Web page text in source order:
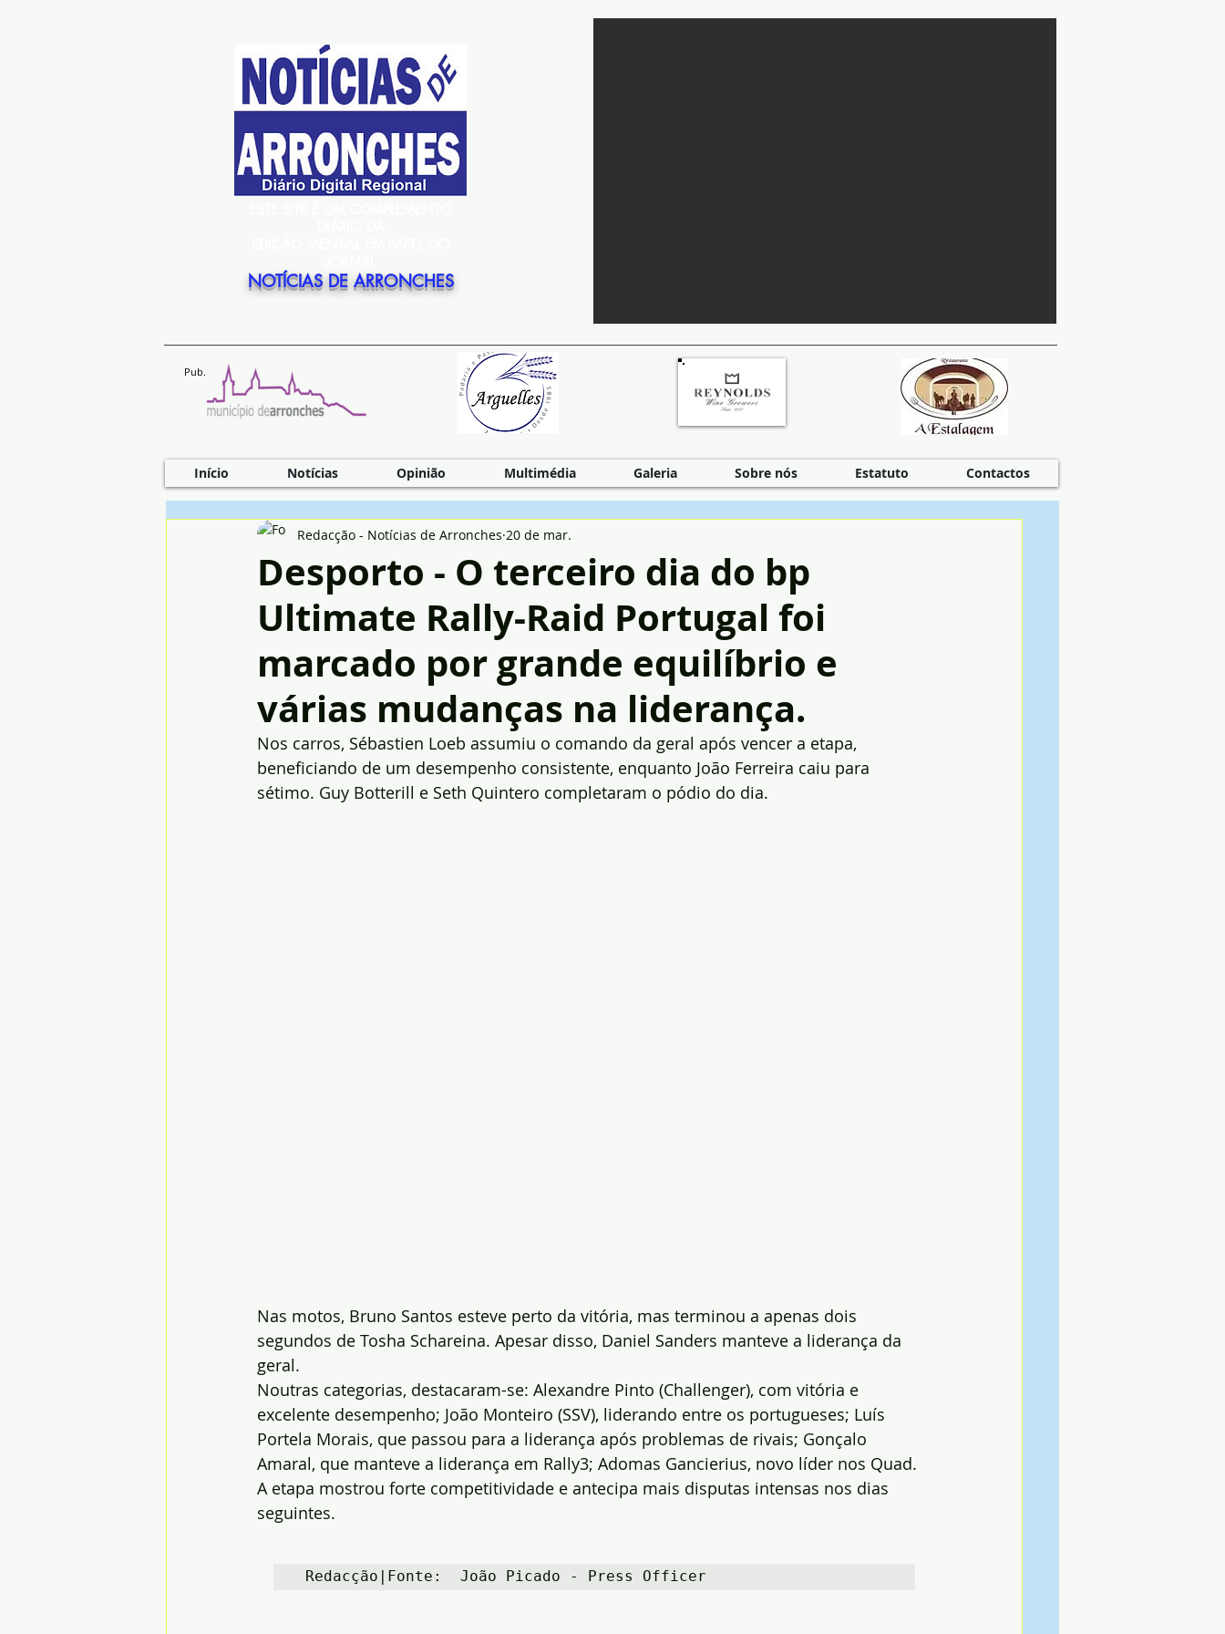
NOTÍCIAS DE ARRONCHES
Pub.
Início Notícias Opinião Multimédia Galeria Sobre nós Estatuto Contactos
Desporto - O terceiro dia do bp
Ultimate Rally-Raid Portugal foi
marcado por grande equilíbrio e
várias mudanças na liderança.
Redacção - Notícias de Arronches 20 de mar.
Nos carros, Sébastien Loeb assumiu o comando da geral após vencer a etapa,
beneficiando de um desempenho consistente, enquanto João Ferreira caiu para
sétimo. Guy Botterill e Seth Quintero completaram o pódio do dia.
Nas motos, Bruno Santos esteve perto da vitória, mas terminou a apenas dois
segundos de Tosha Schareina. Apesar disso, Daniel Sanders manteve a liderança da
geral.
Noutras categorias, destacaram-se: Alexandre Pinto (Challenger), com vitória e
excelente desempenho; João Monteiro (SSV), liderando entre os portugueses; Luís
Portela Morais, que passou para a liderança após problemas de rivais; Gonçalo
Amaral, que manteve a liderança em Rally3; Adomas Gancierius, novo líder nos Quad.
A etapa mostrou forte competitividade e antecipa mais disputas intensas nos dias
seguintes.
Redacção|Fonte:  João Picado - Press Officer